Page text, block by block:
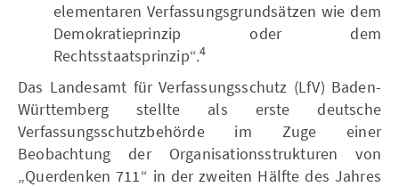
elementaren Verfassungsgrundsätzen wie dem
Demokratieprinzip oder dem
Rechtsstaatsprinzip“.4
Das Landesamt für Verfassungsschutz (LfV) Baden-
Württemberg stellte als erste deutsche
Verfassungsschutzbehörde im Zuge einer
Beobachtung der Organisationsstrukturen von
„Querdenken 711“ in der zweiten Hälfte des Jahres